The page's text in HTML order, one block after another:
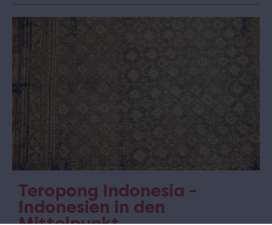
Teropong Indonesia -
Indonesien in den